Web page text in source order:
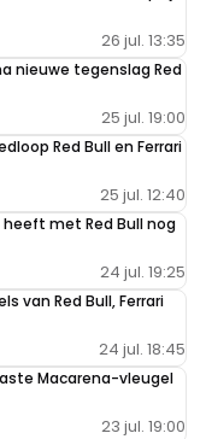
26 jul. 13:35
nieuwe tegenslag Red
25 jul. 19:00
Red Bull en Ferrari
25 jul. 12:40
met Red Bull nog
24 jul. 19:25
van Red Bull, Ferrari
24 jul. 18:45
Macarena-vleugel
23 jul. 19:00